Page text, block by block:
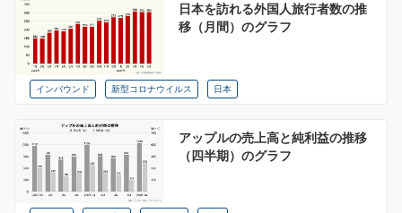
日本を訪れる外国人旅行者数の推
移（月間）のグラフ
インバウンド 新型コロナウイルス 日本
アップルの売上高と純利益の推移
（四半期）のグラフ